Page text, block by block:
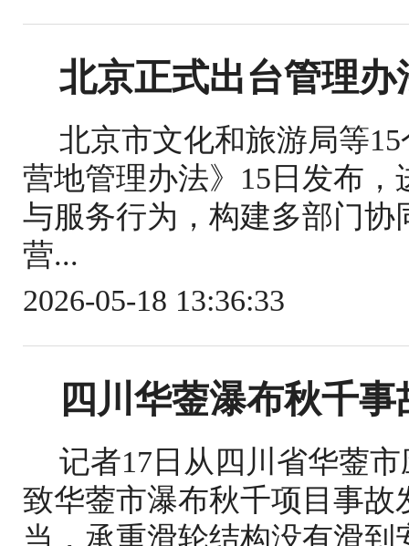
北京正式出台管理
北京市文化和旅游局等
营地管理办法》15日发布
与服务行为，构建多部门
营...
2026-05-18 13:36:33
四川华蓥瀑布秋千
记者17日从四川省华蓥
致华蓥市瀑布秋千项目事
当，承重滑轮结构没有滑